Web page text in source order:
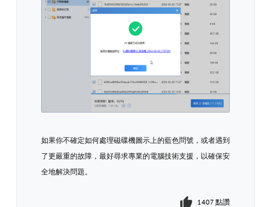
如果你不確定如何處理磁碟機圖示上的藍色問號，或者遇到
了更嚴重的故障，最好尋求專業的電腦技術支援，以確保安
全地解決問題。
1407 點讚